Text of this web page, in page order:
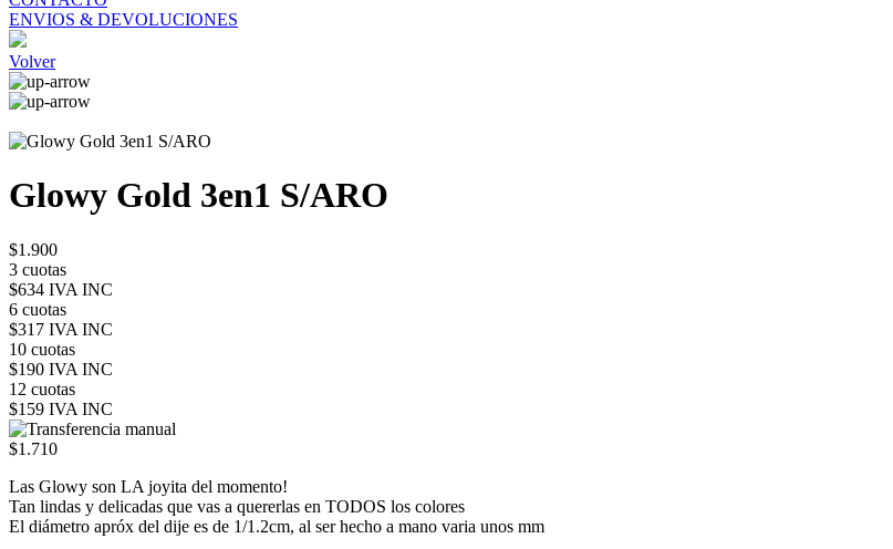
ENVIOS & DEVOLUCIONES
Volver
Glowy Gold 3en1 S/ARO
$1.900
3 cuotas
$634 IVA INC
6 cuotas
$317 IVA INC
10 cuotas
$190 IVA INC
12 cuotas
$159 IVA INC
$1.710
Las Glowy son LA joyita del momento!
Tan lindas y delicadas que vas a quererlas en TODOS los colores
El diámetro apróx del dije es de 1/1.2cm, al ser hecho a mano varia unos mm